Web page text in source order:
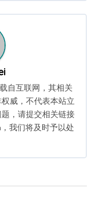
自互联网，其相关
威，不代表本站立
，请提交相关链接
我们将及时予以处